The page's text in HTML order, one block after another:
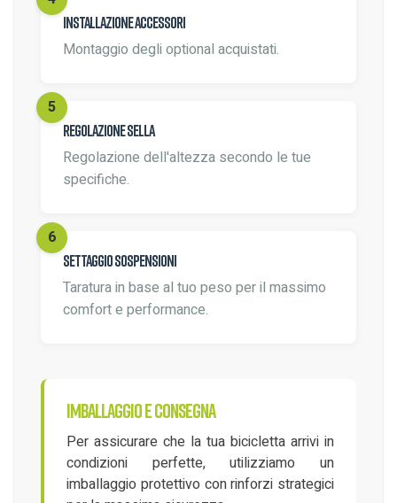
Installazione accessori
Montaggio degli optional acquistati.
Regolazione sella
Regolazione dell'altezza secondo le tue
specifiche.
Settaggio sospensioni
Taratura in base al tuo peso per il massimo
comfort e performance.
Imballaggio e consegna
Per assicurare che la tua bicicletta arrivi in
condizioni perfette, utilizziamo un
imballaggio protettivo con rinforzi strategici